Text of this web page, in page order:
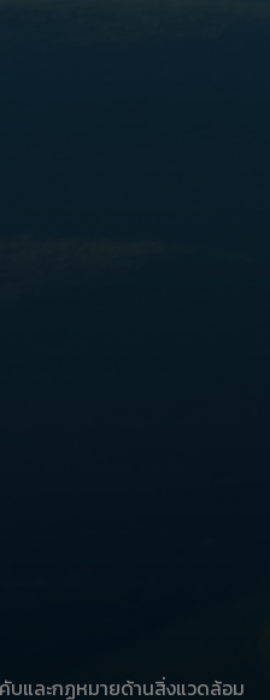
บและกฏหมายด้านสิ่งแวดล้อม